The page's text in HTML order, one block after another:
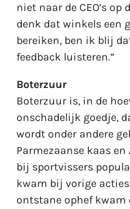
niet naar de CEO’s
denk dat winkels een
bereiken, ben ik blij
feedback luisteren.”
Boterzuur
Boterzuur is, in de
onschadelijk goedje,
wordt onder andere
Parmezaanse kaas
bij sportvissers
kwam bij vorige
ontstane ophef kwam